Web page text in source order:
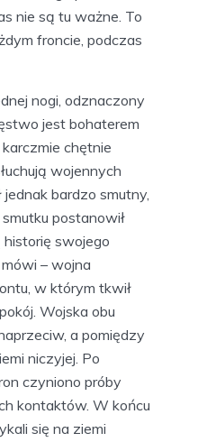
nie są tu ważne. To
froncie, podczas
nogi, odznaczony
jest bohaterem
chętnie
wojennych
bardzo smutny,
postanowił
swojego
mówi – wojna
w którym tkwił
Wojska obu
a pomiędzy
niczyjej. Po
czyniono próby
kontaktów. W końcu
się na ziemi